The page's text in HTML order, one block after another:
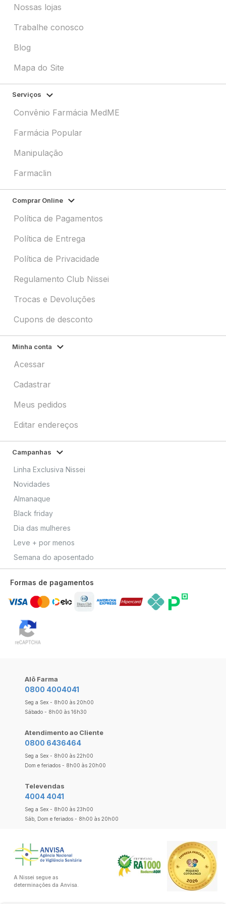
Nossas lojas
Trabalhe conosco
Blog
Mapa do Site
Serviços
Convênio Farmácia MedME
Farmácia Popular
Manipulação
Farmaclin
Comprar Online
Política de Pagamentos
Política de Entrega
Política de Privacidade
Regulamento Club Nissei
Trocas e Devoluções
Cupons de desconto
Minha conta
Acessar
Cadastrar
Meus pedidos
Editar endereços
Campanhas
Linha Exclusiva Nissei
Novidades
Almanaque
Black friday
Dia das mulheres
Leve + por menos
Semana do aposentado
Formas de pagamentos
Alô Farma
0800 4004041
Seg a Sex - 8h00 às 20h00
Sábado - 8h00 às 16h30
Atendimento ao Cliente
0800 6436464
Seg a Sex - 8h00 às 22h00
Dom e feriados - 8h00 às 20h00
Televendas
4004 4041
Seg a Sex - 8h00 às 23h00
Sáb, Dom e feriados - 8h00 às 20h00
A Nissei segue as
determinações da Anvisa.